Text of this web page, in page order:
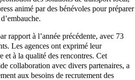
animé par des bénévoles pour préparer
rapport à l’année précédente, avec 73
Les agences ont exprimé leur
et à la qualité des rencontres. Cet
collaboration avec divers partenaires, a
aux besoins de recrutement des